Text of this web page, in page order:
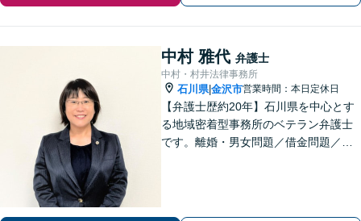
中村 雅代 弁護士
中村・村井法律事務所
石川県|金沢市営業時間：本日定休日
【弁護士歴約20年】石川県を中心とす
る地域密着型事務所のベテラン弁護士
です。離婚・男女問題／借金問題／刑